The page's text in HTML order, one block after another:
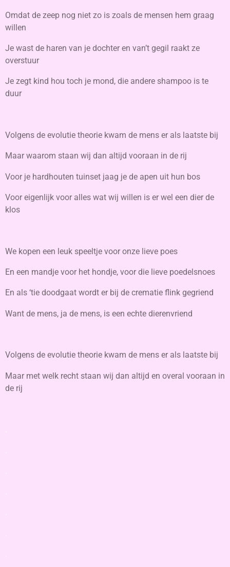
Omdat de zeep nog niet zo is zoals de mensen hem graag
willen
Je wast de haren van je dochter en van’t gegil raakt ze
overstuur
Je zegt kind hou toch je mond, die andere shampoo is te
duur
Volgens de evolutie theorie kwam de mens er als laatste bij
Maar waarom staan wij dan altijd vooraan in de rij
Voor je hardhouten tuinset jaag je de apen uit hun bos
Voor eigenlijk voor alles wat wij willen is er wel een dier de
klos
We kopen een leuk speeltje voor onze lieve poes
En een mandje voor het hondje, voor die lieve poedelsnoes
En als ‘tie doodgaat wordt er bij de crematie flink gegriend
Want de mens, ja de mens, is een echte dierenvriend
Volgens de evolutie theorie kwam de mens er als laatste bij
Maar met welk recht staan wij dan altijd en overal vooraan in
de rij